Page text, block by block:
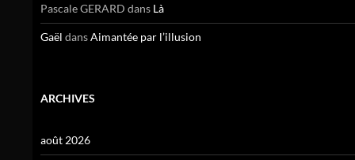
Pascale GERARD dans Là
Gaël dansAimantée par l’illusion
ARCHIVES
août 2026